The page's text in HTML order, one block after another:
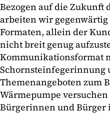
Bezogen auf die Zukunft
arbeiten wir
Formaten, allein der
nicht breit genug
Kommunikationsformat
Schornsteinfegerinnung
Themenangeboten zum
Wärmepumpe
Bürgerinnen und Bürger